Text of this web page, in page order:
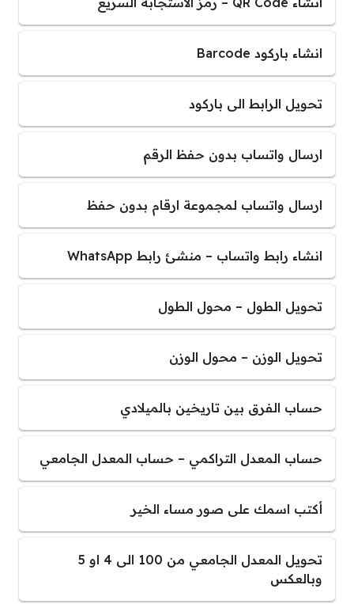
انشاء باركود Barcode
تحويل الرابط الى باركود
ارسال واتساب بدون حفظ الرقم
ارسال واتساب لمجموعة ارقام بدون حفظ
انشاء رابط واتساب – منشئ رابط WhatsApp
تحويل الطول – محول الطول
تحويل الوزن – محول الوزن
حساب الفرق بين تاريخين بالميلادي
حساب المعدل التراكمي – حساب المعدل الجامعي
أكتب اسمك على صور مساء الخير
تحويل المعدل الجامعي من 100 الى 4 او 5
وبالعكس